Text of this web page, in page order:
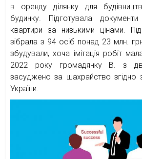
в оренду ділянку для
будинку. Підготувала
квартири за низькими цінами.
зібрала з 94 осіб понад 23 млн.
збудували, хоча імітація робіт
2022 року громадянку В. з
засуджено за шахрайство згідно
України.